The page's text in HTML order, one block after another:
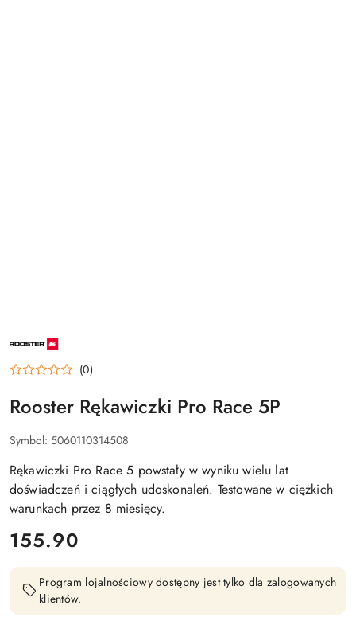
NAZWA
PRODUCENTA:
ROOSTER (0)
Rooster Rękawiczki Pro Race 5P
Symbol: 5060110314508
Rękawiczki Pro Race 5 powstały w wyniku wielu lat
doświadczeń i ciągłych udoskonaleń. Testowane w ciężkich
warunkach przez 8 miesięcy.
cena:
155.90
Program lojalnościowy dostępny jest tylko dla zalogowanych
klientów.